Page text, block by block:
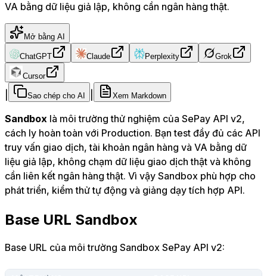
VA bằng dữ liệu giả lập, không cần ngân hàng thật.
Mở bằng AI
ChatGPT Claude Perplexity Grok
Cursor
Sao chép cho AI Xem Markdown
Sandbox là môi trường thử nghiệm của SePay API v2,
cách ly hoàn toàn với Production. Bạn test đầy đủ các API
truy vấn giao dịch, tài khoản ngân hàng và VA bằng dữ
liệu giả lập, không chạm dữ liệu giao dịch thật và không
cần liên kết ngân hàng thật. Vì vậy Sandbox phù hợp cho
phát triển, kiểm thử tự động và giảng dạy tích hợp API.
Base URL Sandbox
Base URL của môi trường Sandbox SePay API v2: